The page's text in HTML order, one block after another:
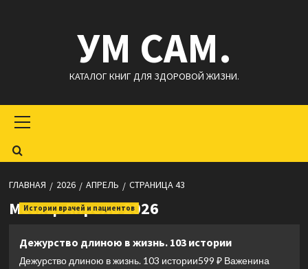
УМ САМ.
КАТАЛОГ КНИГ ДЛЯ ЗДОРОВОЙ ЖИЗНИ.
меню
ГЛАВНАЯ 2026 АПРЕЛЬ СТРАНИЦА 43
Месяц:Апрель 2026
Истории врачей и пациентов
Дежурство длиною в жизнь. 103 истории
Дежурство длиною в жизнь. 103 истории599 ₽ Важенина